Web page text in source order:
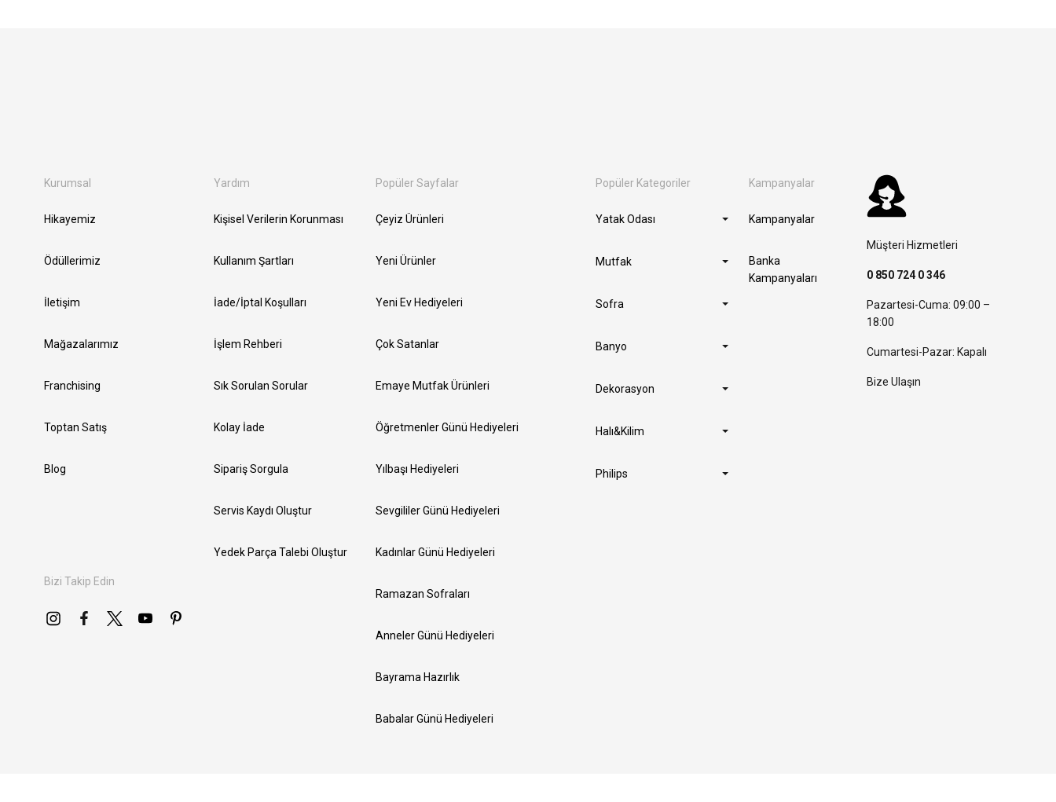
Kurumsal
Hikayemiz
Ödüllerimiz
İletişim
Mağazalarımız
Franchising
Toptan Satış
Blog
Bizi Takip Edin
Yardım
Kişisel Verilerin Korunması
Kullanım Şartları
İade/İptal Koşulları
İşlem Rehberi
Sık Sorulan Sorular
Kolay İade
Sipariş Sorgula
Servis Kaydı Oluştur
Yedek Parça Talebi Oluştur
Popüler Sayfalar
Çeyiz Ürünleri
Yeni Ürünler
Yeni Ev Hediyeleri
Çok Satanlar
Emaye Mutfak Ürünleri
Öğretmenler Günü Hediyeleri
Yılbaşı Hediyeleri
Sevgililer Günü Hediyeleri
Kadınlar Günü Hediyeleri
Ramazan Sofraları
Anneler Günü Hediyeleri
Bayrama Hazırlık
Babalar Günü Hediyeleri
Popüler Kategoriler
Yatak Odası
Mutfak
Sofra
Banyo
Dekorasyon
Halı&Kilim
Philips
Kampanyalar
Kampanyalar
Banka
Kampanyaları
Müşteri Hizmetleri
0 850 724 0 346
Pazartesi-Cuma: 09:00 –
18:00
Cumartesi-Pazar: Kapalı
Bize Ulaşın